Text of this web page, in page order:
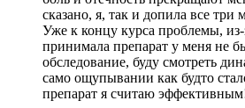
сказано, я, так и допила все три
Уже к концу курса проблемы, из-
принимала препарат у меня не
обследование, буду смотреть
само ощупывании как будто
препарат я считаю